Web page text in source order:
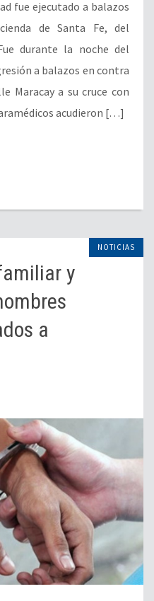
fue ejecutado a balazos
de Santa Fe, del
durante la noche del
a balazos en contra
Maracay a su cruce con
acudieron […]
NOTICIAS
y
a